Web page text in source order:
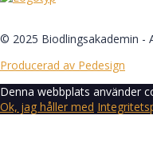
© 2025 Biodlingsakademin -
Producerad av Pedesign
Denna webbplats använder
Ok, jag håller med